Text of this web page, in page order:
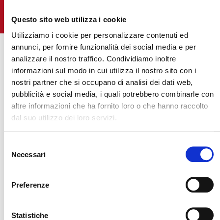
Questo sito web utilizza i cookie
Utilizziamo i cookie per personalizzare contenuti ed
annunci, per fornire funzionalità dei social media e per
analizzare il nostro traffico. Condividiamo inoltre
informazioni sul modo in cui utilizza il nostro sito con i
nostri partner che si occupano di analisi dei dati web,
pubblicità e social media, i quali potrebbero combinarle con
altre informazioni che ha fornito loro o che hanno raccolto
dal suo utilizzo dei loro servizi.
delNecessari
Preferenze
Statistiche
26 Mai 2026
TOUS LES
Novembre,
ROME